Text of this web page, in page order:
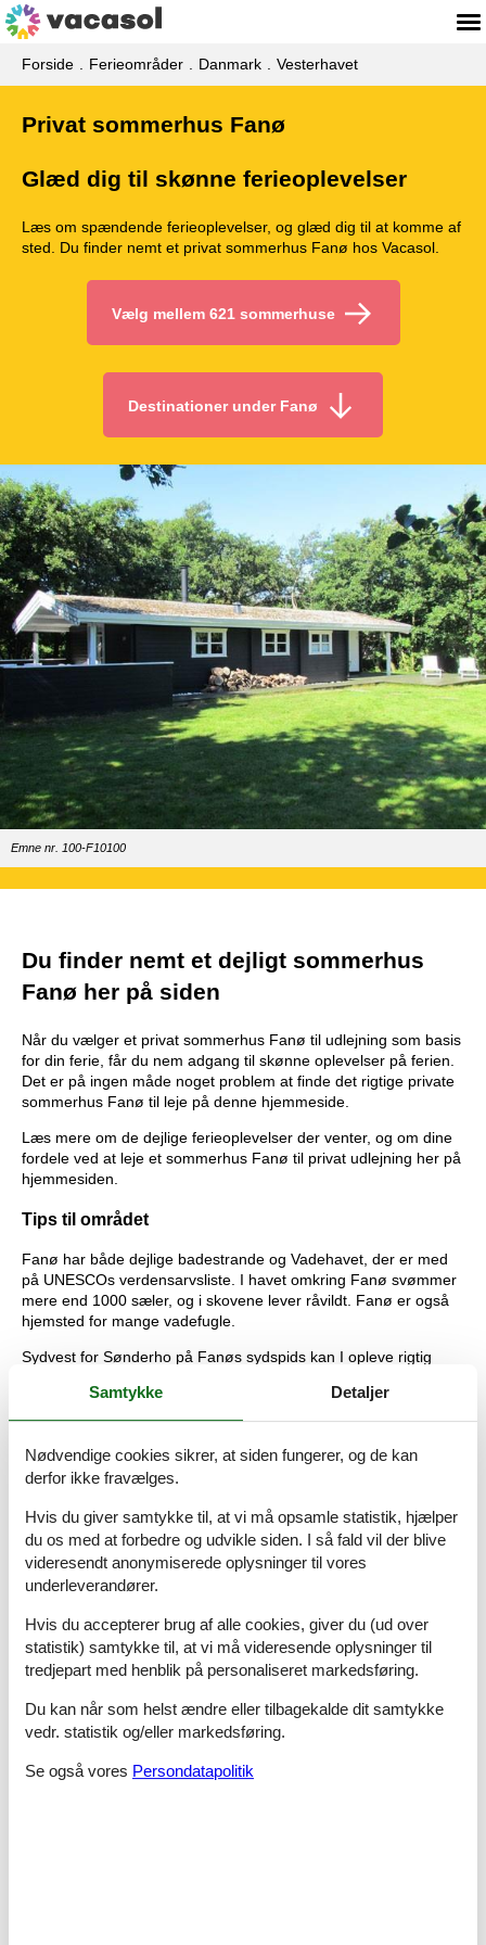
Forside Ferieområder Danmark Vesterhavet
Privat sommerhus Fanø
Glæd dig til skønne ferieoplevelser
Læs om spændende ferieoplevelser, og glæd dig til at komme af
sted. Du finder nemt et privat sommerhus Fanø hos Vacasol.
Vælg mellem 621 sommerhuse
Destinationer under Fanø
Emne nr. 100-F10100
Du finder nemt et dejligt sommerhus
Fanø her på siden
Når du vælger et privat sommerhus Fanø til udlejning som basis
for din ferie, får du nem adgang til skønne oplevelser på ferien.
Det er på ingen måde noget problem at finde det rigtige private
sommerhus Fanø til leje på denne hjemmeside.
Læs mere om de dejlige ferieoplevelser der venter, og om dine
fordele ved at leje et sommerhus Fanø til privat udlejning her på
hjemmesiden.
Tips til området
Fanø har både dejlige badestrande og Vadehavet, der er med
på UNESCOs verdensarvsliste. I havet omkring Fanø svømmer
mere end 1000 sæler, og i skovene lever råvildt. Fanø er også
hjemsted for mange vadefugle.
Sydvest for Sønderho på Fanøs sydspids kan I opleve rigtig
op til fotos. På den store sælbanke fødes hvert år mange unger i
juni og juli md.
Fanø er en gammel søfartsø, og øens gamle huse og museer
fortæller historier fra de store verdenshave fra dengang, de
oplev den rolige atmosfære, når I færdes på øen.
På skovlegepladsen ved Rindby og Sønderho er der sjov og
aktiviteter for både børn og voksne. Gi' den gas på
forhindringsbanen, oplev sansepladsen og drag på opdagelse i
borde/bænke, grill og bålpladser.
Der sker mange spændende ting på Fanø. Bl.a. den
også ideelt til alle former for surfing, og på stranden ved Rindby
køres i blokarts og kite buggy. Har I ikke selv lyst til at prøve
Samtykke Detaljer
Nødvendige cookies sikrer, at siden fungerer, og de kan
derfor ikke fravælges.
Hvis du giver samtykke til, at vi må opsamle statistik, hjælper
du os med at forbedre og udvikle siden. I så fald vil der blive
videresendt anonymiserede oplysninger til vores
underleverandører.
Hvis du accepterer brug af alle cookies, giver du (ud over
statistik) samtykke til, at vi må videresende oplysninger til
tredjepart med henblik på personaliseret markedsføring.
Du kan når som helst ændre eller tilbagekalde dit samtykke
vedr. statistik og/eller markedsføring.
Se også vores Persondatapolitik